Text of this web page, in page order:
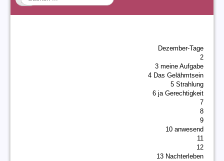
...
Dezember-Tage
2
3 meine Aufgabe
4 Das Gelähmtsein
5 Strahlung
6 ja Gerechtigkeit
7
8
9
10 anwesend
11
12
13 Nachterleben